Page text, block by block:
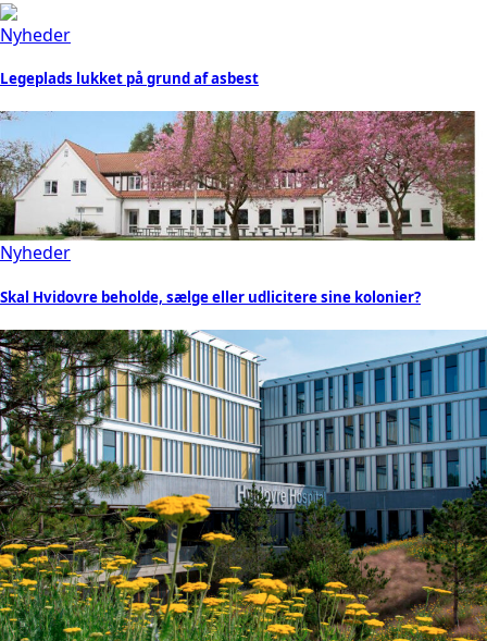
Nyheder
Legeplads lukket på grund af asbest
Nyheder
Skal Hvidovre beholde, sælge eller udlicitere sine kolonier?